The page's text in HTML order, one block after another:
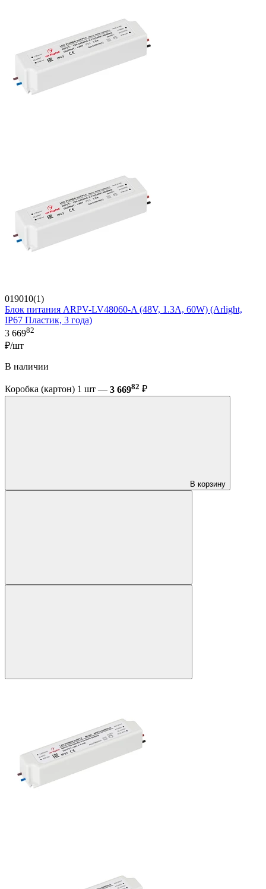
019010(1)
Блок питания ARPV-LV48060-A (48V, 1.3A, 60W) (Arlight,
IP67 Пластик, 3 года)
3 66982
₽/шт
В наличии
Коробка (картон) 1 шт — 3 66982 ₽
В корзину